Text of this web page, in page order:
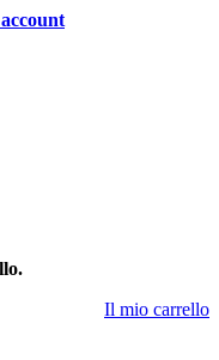
Il mio carrello